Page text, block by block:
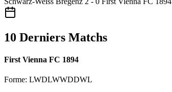
10 Derniers Matchs
First Vienna FC 1894
Forme: LWDLWWDDWL